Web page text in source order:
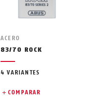
ACERO
83/70 ROCK
4 VARIANTES
COMPARAR